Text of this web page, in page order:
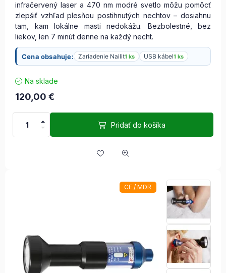
infračervený laser a 470 nm modré svetlo môžu pomôcť
zlepšiť vzhľad plesňou postihnutých nechtov – dosiahnu
tam, kam lokálne masti nedokážu. Bezbolestné, bez
liekov, len 7 minút denne na každý necht.
Cena obsahuje: Zariadenie Nailit1 ks USB kábel1 ks
Na sklade
120,00 €
Pridať do košíka
CE / MDR